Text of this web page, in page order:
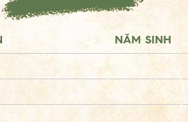
NĂM SINH